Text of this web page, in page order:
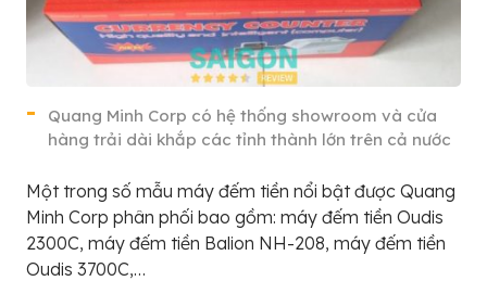
Quang Minh Corp có hệ thống showroom và cửa
hàng trải dài khắp các tỉnh thành lớn trên cả nước
Một trong số mẫu máy đếm tiền nổi bật được Quang
Minh Corp phân phối bao gồm: máy đếm tiền Oudis
2300C, máy đếm tiền Balion NH-208, máy đếm tiền
Oudis 3700C,…